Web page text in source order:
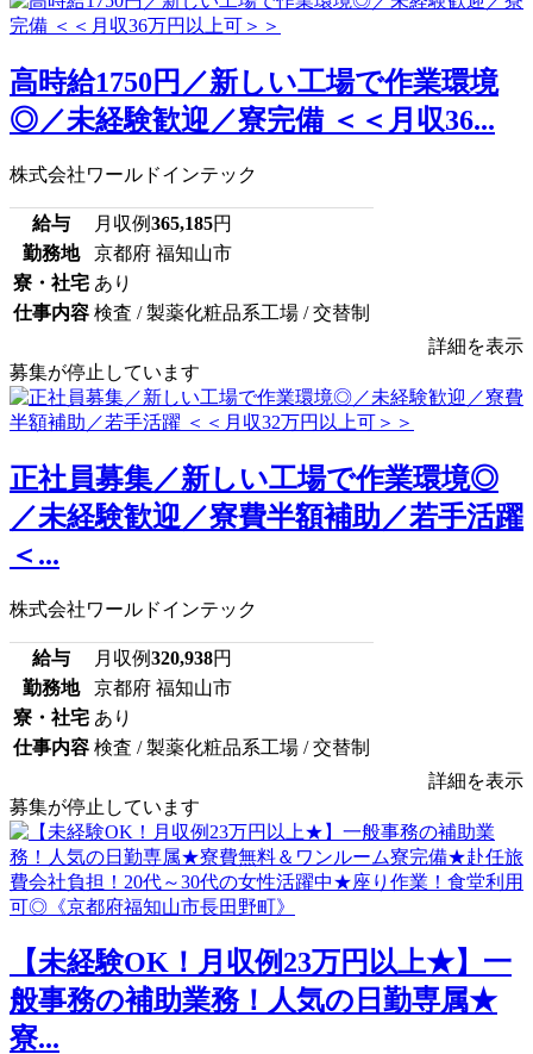
高時給1750円／新しい工場で作業環境
◎／未経験歓迎／寮完備 ＜＜月収36...
株式会社ワールドインテック
給与 月収例365,185円
勤務地
京都府 福知山市
寮・社宅 あり
仕事内容 検査 / 製薬化粧品系工場 / 交替制
詳細を表示
募集が停止しています
正社員募集／新しい工場で作業環境◎
／未経験歓迎／寮費半額補助／若手活躍
＜...
株式会社ワールドインテック
給与 月収例320,938円
勤務地
京都府 福知山市
寮・社宅 あり
仕事内容 検査 / 製薬化粧品系工場 / 交替制
詳細を表示
募集が停止しています
【未経験OK！月収例23万円以上★】一
般事務の補助業務！人気の日勤専属★
寮...